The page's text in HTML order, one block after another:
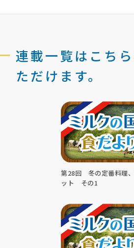
連載一覧はこち
ただけます。
第28回 冬の定番料理
ット その1